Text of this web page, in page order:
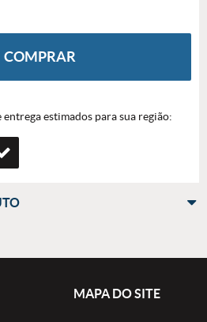
COMPRAR
estimados para sua região:
MAPA DO SITE